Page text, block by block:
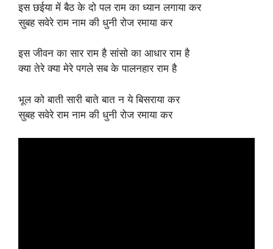
इस छईया में बैठ के दो पल राम का ध्यान लगाया कर
सुबह सवेरे राम नाम की धुनी रोज रमाया कर
इस जीवन का सार राम है सांसो का आधार राम है
क्या तेरे क्या मेरे पगले सब के पालनहार राम है
भूल को बाती सारी बाते बात न ये बिसराया कर
सुबह सवेरे राम नाम की धुनी रोज रमाया कर